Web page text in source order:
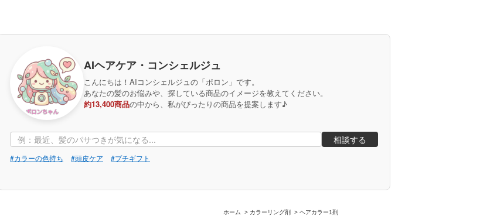
AIヘアケア・コンシェルジュ
こんにちは！AIコンシェルジュの「ポロン」です。
あなたの髪のお悩みや、探している商品のイメージを教えてください。
約13,400商品の中から、私がぴったりの商品を提案します♪
相談する
#カラーの色持ち #頭皮ケア #プチギフト
ホーム > カラーリング剤 > ヘアカラー1剤